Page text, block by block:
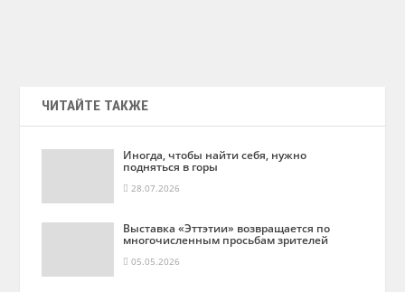
ЧИТАЙТЕ ТАКЖЕ
Иногда, чтобы найти себя, нужно
подняться в горы
28.07.2026
Выставка «Эттэтии» возвращается по
многочисленным просьбам зрителей
05.05.2026